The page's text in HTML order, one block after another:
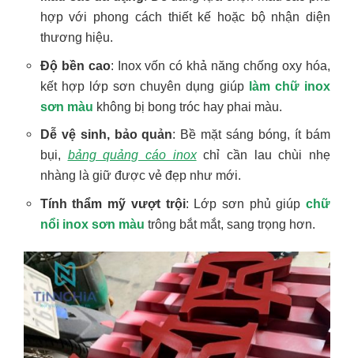
hợp với phong cách thiết kế hoặc bộ nhận diện
thương hiệu.
Độ bền cao: Inox vốn có khả năng chống oxy hóa,
kết hợp lớp sơn chuyên dụng giúp làm chữ inox
sơn màu không bị bong tróc hay phai màu.
Dễ vệ sinh, bảo quản: Bề mặt sáng bóng, ít bám
bụi, bảng quảng cáo inoxchỉ cần lau chùi nhẹ
nhàng là giữ được vẻ đẹp như mới.
Tính thẩm mỹ vượt trội: Lớp sơn phủ giúpchữ
nổi inox sơn màu trông bắt mắt, sang trọng hơn.